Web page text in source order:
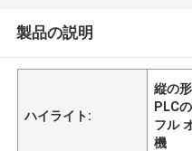
製品の説明
ハイライト:
縦の
PLC
フル
機